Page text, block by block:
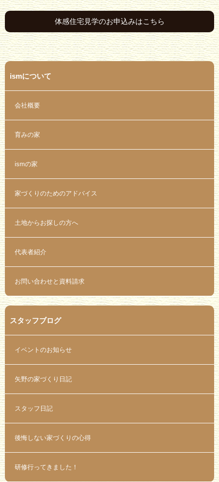
体感住宅見学のお申込みはこちら
ismについて
会社概要
育みの家
ismの家
家づくりのためのアドバイス
土地からお探しの方へ
代表者紹介
お問い合わせと資料請求
スタッフブログ
イベントのお知らせ
矢野の家づくり日記
スタッフ日記
後悔しない家づくりの心得
研修行ってきました！